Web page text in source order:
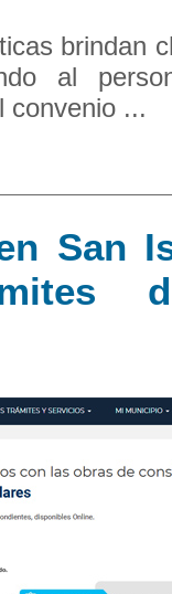
brindan
al
convenio ...
San